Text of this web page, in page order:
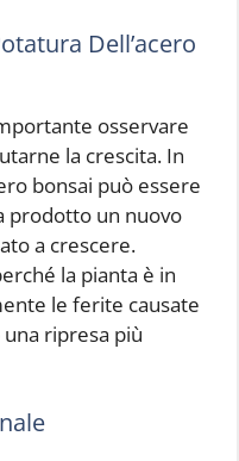
Dell’acero
osservare
la crescita. In
bonsai può essere
prodotto un nuovo
a crescere.
la pianta è in
le ferite causate
ripresa più